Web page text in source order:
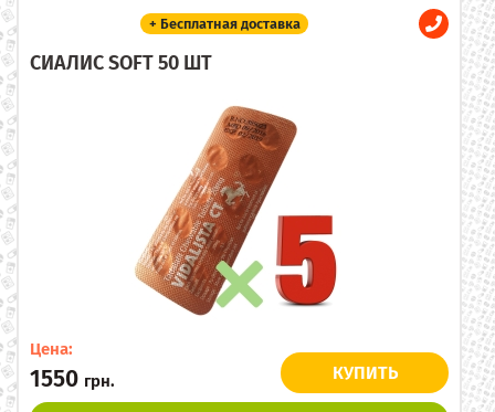
+ Бесплатная доставка
СИАЛИС SOFT 50 ШТ
Цена:
1550 грн. КУПИТЬ